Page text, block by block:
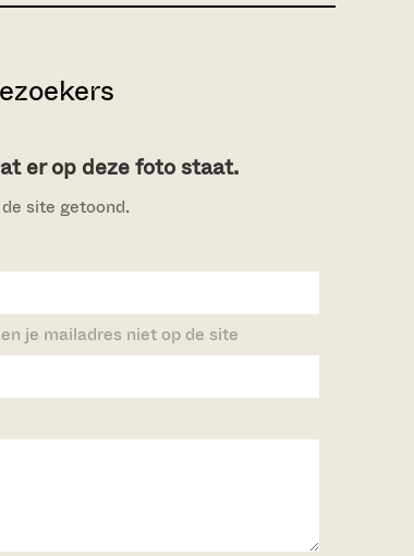
er op deze foto staat.
site getoond.
je mailadres niet op de site